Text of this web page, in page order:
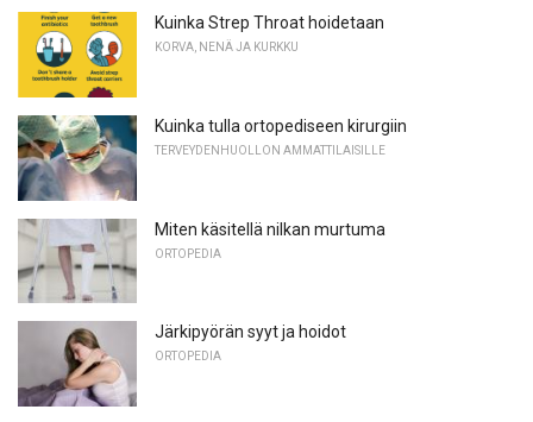
Kuinka Strep Throat hoidetaan
KORVA, NENÄ JA KURKKU
Kuinka tulla ortopediseen kirurgiin
TERVEYDENHUOLLON AMMATTILAISILLE
Miten käsitellä nilkan murtuma
ORTOPEDIA
Järkipyörän syyt ja hoidot
ORTOPEDIA